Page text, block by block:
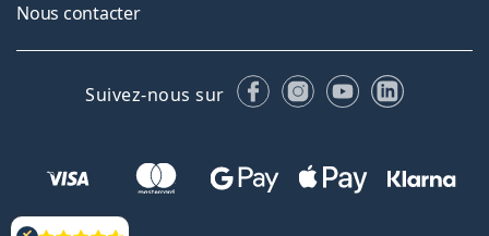
Nous contacter
Suivez-nous sur FacebookInstagram
YouTubeLinkedIn